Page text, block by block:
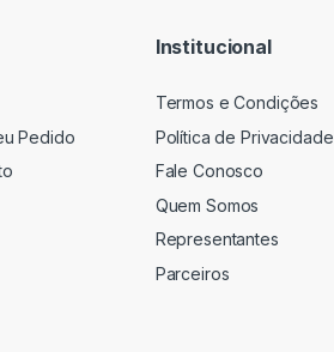
Pedido
Institucional
Termos e Condições
Política de Privacidade
Fale Conosco
Quem Somos
Representantes
Parceiros